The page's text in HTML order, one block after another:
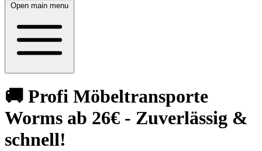
Open main menu
🚚 Profi Möbeltransporte
Worms ab 26€ - Zuverlässig &
schnell!